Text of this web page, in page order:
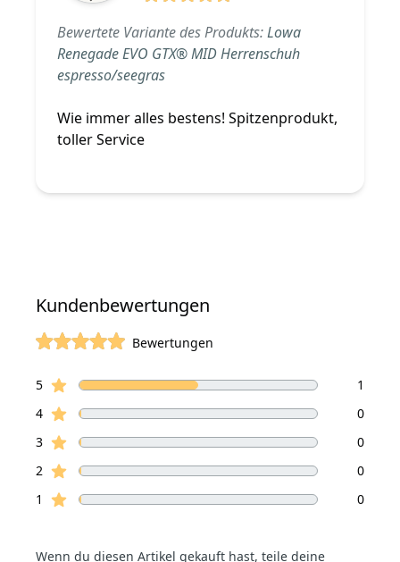
Bewertete Variante des Produkts:Lowa
Renegade EVO GTX® MID Herrenschuh
espresso/seegras
Wie immer alles bestens! Spitzenprodukt,
toller Service
Kundenbewertungen
Bewertungen
Bewertungen
5Sterne Bewertungen
1
4Sterne Bewertungen
0
3Sterne Bewertungen
0
2 Sterne Bewertungen
0
1
Sterne Bewertungen 0
Wenn du diesen Artikel gekauft hast, teile deine